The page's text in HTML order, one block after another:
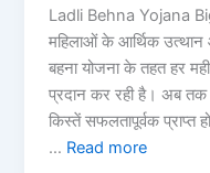
Ladli Behna Yojana
महिलाओं के आर्थिक
बहना योजना के तहत हर
प्रदान कर रही है। अब तक
किस्तें सफलतापूर्वक प्राप्त
… Read more